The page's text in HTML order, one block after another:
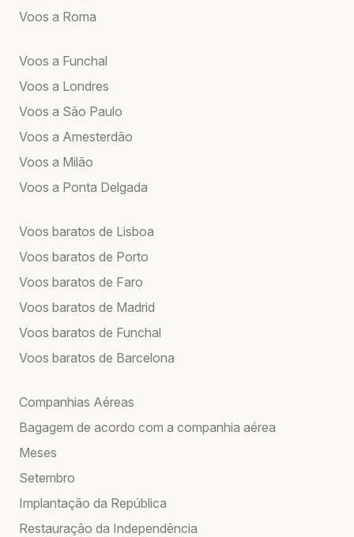
Voos a Roma
Voos a Funchal
Voos a Londres
Voos a São Paulo
Voos a Amesterdão
Voos a Milão
Voos a Ponta Delgada
Voos baratos de Lisboa
Voos baratos de Porto
Voos baratos de Faro
Voos baratos de Madrid
Voos baratos de Funchal
Voos baratos de Barcelona
Companhias Aéreas
Bagagem de acordo com a companhia aérea
Meses
Setembro
Implantação da República
Restauração da Independência